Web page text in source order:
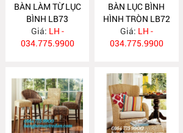
BÀN LÀM TỪ LỤC
BÌNH LB73
Giá: LH -
034.775.9900
BÀN LỤC BÌNH
HÌNH TRÒN LB72
Giá: LH -
034.775.9900